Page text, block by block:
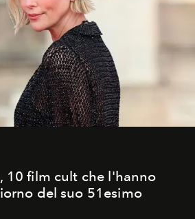
10 film cult che l'hanno
del suo 51esimo